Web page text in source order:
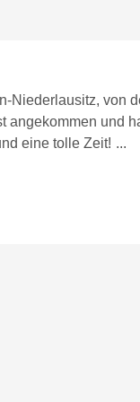
Niederlausitz, von
angekommen und
eine tolle Zeit!